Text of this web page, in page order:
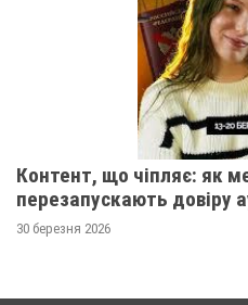
Контент, що чіпляє: як
перезапускають довіру
30 березня 2026